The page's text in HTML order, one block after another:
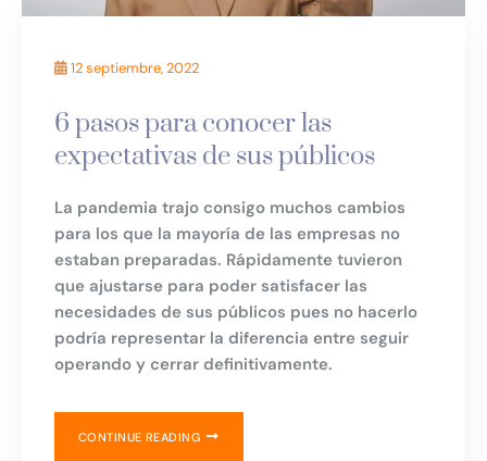
12 septiembre, 2022
6 pasos para conocer las
expectativas de sus públicos
La pandemia trajo consigo muchos cambios
para los que la mayoría de las empresas no
estaban preparadas. Rápidamente tuvieron
que ajustarse para poder satisfacer las
necesidades de sus públicos pues no hacerlo
podría representar la diferencia entre seguir
operando y cerrar definitivamente.
CONTINUE READING